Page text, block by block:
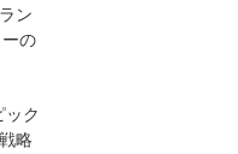
ン
の
ック
略